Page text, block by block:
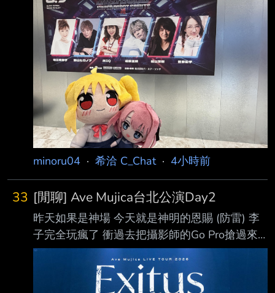
大姐姐一樣。 詳細歌單晚一點再來記一下，
MIQ大姐除了定番的丹拜因、0083、重戰機，
這次還加碼cover了殘酷天使，身為這次最老牌
的成員，71歲了還是中氣十足。 堀江美都子大
姐唱了波羅五號，未來機器人，然後兩人合唱六
神合體 影山長老當然固定的HEATS、FIRE
WARS，還有果醬三人組的新蓋特，還翻唱G鋼
彈的Fly in the s
minoru04 · 希洽 C_Chat· 4小時前
33 [閒聊] Ave Mujica台北公演Day2
昨天如果是神場 今天就是神明的恩賜 (防雷) 李
子完全玩瘋了 衝過去把攝影師的Go Pro搶過來
拍全團，團員也很有默契通通圍在鼓手前面。
就看攝影師佐佐木李子小姐自拍，拍團員，環景
拍，再自拍，再拍團員... 給團員也是各種特寫，